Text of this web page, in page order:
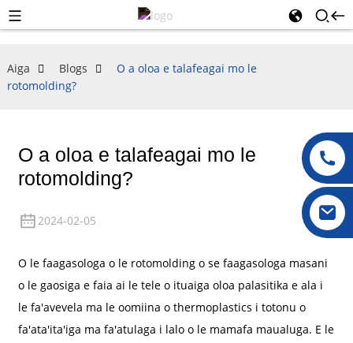
Aiga Blogs
O a oloa e talafeagai mo le
rotomolding?
O a oloa e talafeagai mo le
rotomolding?
2024-02-05
O le faagasologa o le rotomolding o se faagasologa masani
o le gaosiga e faia ai le tele o ituaiga oloa palasitika e ala i
le fa'avevela ma le oomiina o thermoplastics i totonu o
fa'ata'ita'iga ma fa'atulaga i lalo o le mamafa maualuga. E le